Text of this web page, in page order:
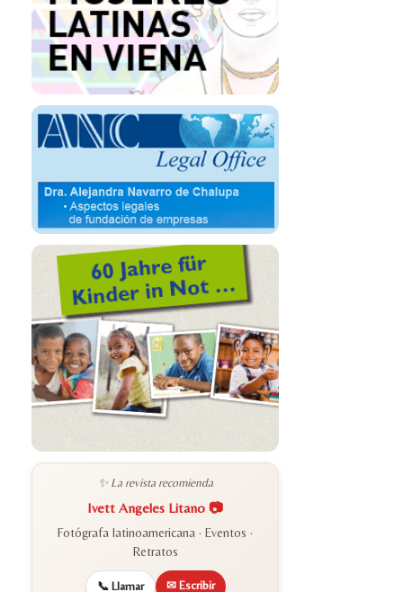
✨ La revista recomienda
Ivett Angeles Litano 📷
Fotógrafa latinoamericana · Eventos ·
Retratos
📞 Llamar ✉ Escribir